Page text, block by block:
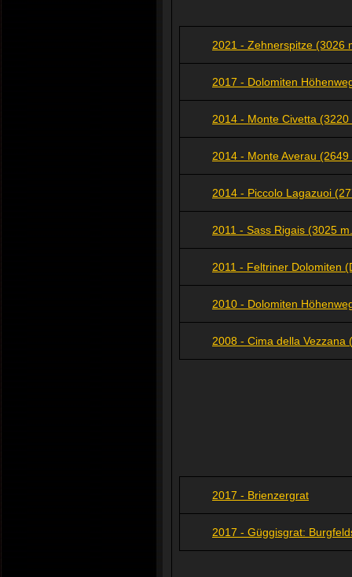
2021 - Zehnerspitze (3026
2017 - Dolomiten
2014 - Monte Civetta
2014 - Monte Averau
2014 - Piccolo Lagazuoi
2011 - Sass Rigais (3025
2011 - Feltriner Dolomiten
2010 - Dolomiten
2008 - Cima della
2017 - Brienzergrat
2017 - Güggisgrat: